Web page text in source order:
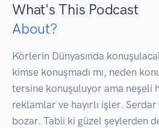
What's This Podcast
About?
Körlerin Dünyasında
kimse konuşmadı mı, neden
tersine konuşuluyor ama neşeli
reklamlar ve hayırlı işler.
bozar. Tabii ki güzel şeylerden